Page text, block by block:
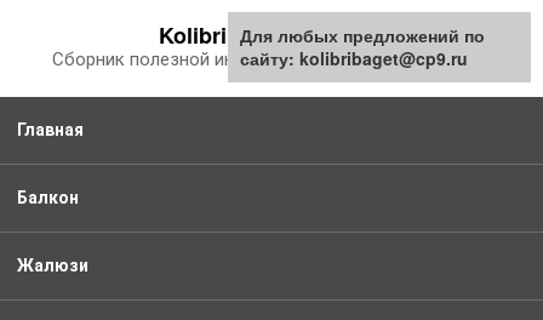
контенту
Kolibribaget.ru
Сборник полезной информации про балкон
Главная
Балкон
Жалюзи
Для любых предложений по
сайту: kolibribaget@cp9.ru